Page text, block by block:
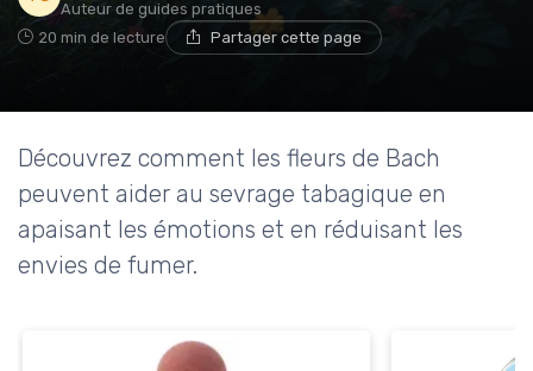
Auteur de guides pratiques
20 min de lecture Partager cette page
Découvrez comment les fleurs de Bach
peuvent aider au sevrage tabagique en
apaisant les émotions et en réduisant les
envies de fumer.